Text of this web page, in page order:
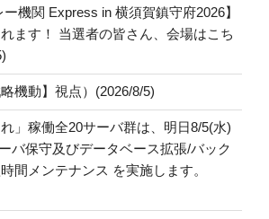
ー機関 Express in 横須賀鎮守府2026】
ます！ 当選者の皆さん、会場はこち
機動】視点）(2026/8/5)
れ」稼働全20サーバ群は、明日8/5(水)
バ保守及びデータベース拡張/バック
間メンテナンス を実施します。